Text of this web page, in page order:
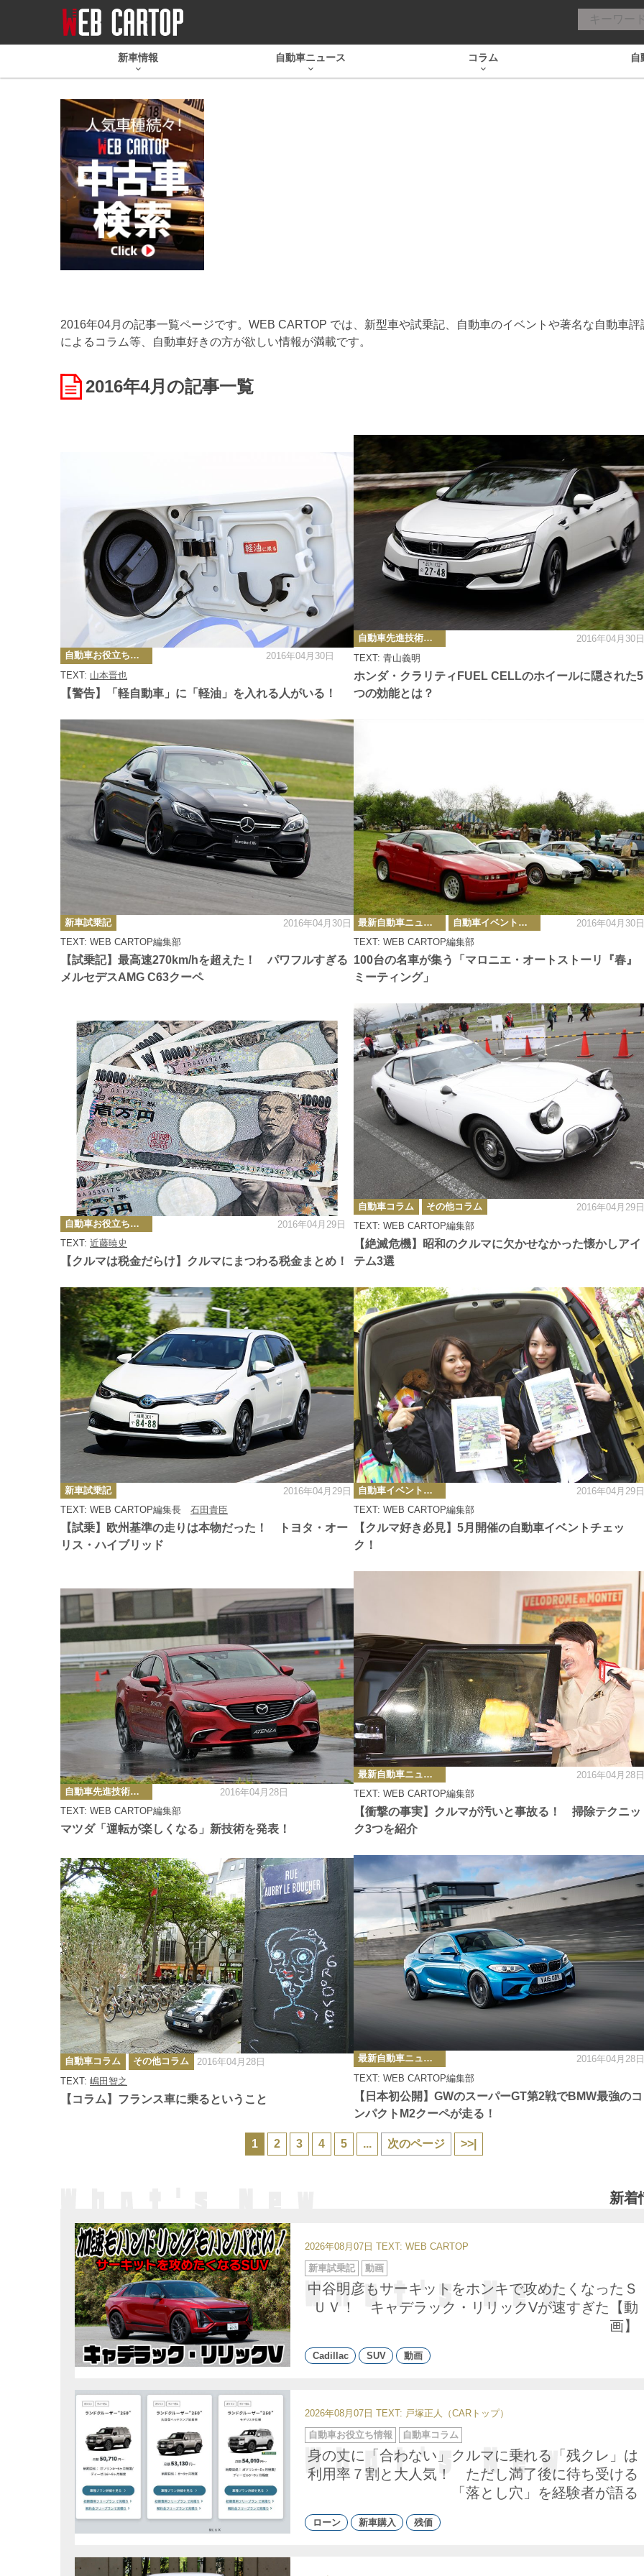
新車情報 自動車ニュース コラム 自
2016年04月の記事一覧ページです。WEB CARTOP では、新型車や試乗記、自動車のイベントや著名な自動車評
によるコラム等、自動車好きの方が欲しい情報が満載です。
2016年4月 の記事一覧
【警告】「軽自動車」に「軽油」を入れる人がいる！
TEXT: 山本晋也
カ
テ
ゴ
リ
ー
自動車お役立ち情報 2016年04月30日
ホンダ・クラリティFUEL CELLのホイールに隠された5
つの効能とは？
TEXT: 青山義明
カ
テ
ゴ
リ
ー
自動車先進技術・テクノロジーニュース 2016年04月30日
【試乗記】最高速270km/hを超えた！ パワフルすぎる
メルセデスAMG C63クーペ
TEXT: WEB CARTOP編集部
カ
テ
ゴ
リ
ー
新車試乗記 2016年04月30日
100台の名車が集う「マロニエ・オートストーリ『春』
ミーティング」
TEXT: WEB CARTOP編集部
カ
テ
ゴ
リ
ー
最新自動車ニュース 自動車イベント・カーイベント 2016年04月30日
【クルマは税金だらけ】クルマにまつわる税金まとめ！
TEXT: 近藤暁史
カ
テ
ゴ
リ
ー
自動車お役立ち情報 2016年04月29日
【絶滅危機】昭和のクルマに欠かせなかった懐かしアイ
テム3選
TEXT: WEB CARTOP編集部
カ
テ
ゴ
リ
ー
自動車コラム その他コラム 2016年04月29日
【試乗】欧州基準の走りは本物だった！ トヨタ・オー
リス・ハイブリッド
TEXT: WEB CARTOP編集長 石田貴臣
カ
テ
ゴ
リ
ー
新車試乗記 2016年04月29日
【クルマ好き必見】5月開催の自動車イベントチェッ
ク！
TEXT: WEB CARTOP編集部
カ
テ
ゴ
リ
ー
自動車イベント・カーイベント 2016年04月29日
マツダ「運転が楽しくなる」新技術を発表！
TEXT: WEB CARTOP編集部
カ
テ
ゴ
リ
ー
自動車先進技術・テクノロジーニュース 2016年04月28日
【衝撃の事実】クルマが汚いと事故る！ 掃除テクニッ
ク3つを紹介
TEXT: WEB CARTOP編集部
カ
テ
ゴ
リ
ー
最新自動車ニュース 2016年04月28日
【コラム】フランス車に乗るということ
TEXT: 嶋田智之
カ
テ
ゴ
リ
ー
自動車コラム その他コラム 2016年04月28日
【日本初公開】GWのスーパーGT第2戦でBMW最強のコ
ンパクトM2クーペが走る！
TEXT: WEB CARTOP編集部
カ
テ
ゴ
リ
ー
最新自動車ニュース 2016年04月28日
1 2 3 4 5 ... 次のページ >>|
新着
2026年08月07日 TEXT: WEB CARTOP
中谷明彦もサーキットをホンキで攻めたくなったＳ
ＵＶ！ キャデラック・リリックVが速すぎた【動
画】
カ
テ
ゴ
リ
新車試乗記 動画
Cadillac SUV 動画
2026年08月07日 TEXT: 戸塚正人（CARトップ）
身の丈に「合わない」クルマに乗れる「残クレ」は
利用率７割と大人気！ ただし満了後に待ち受ける
「落とし穴」を経験者が語る
カ
テ
ゴ
リ
ー
自動車お役立ち情報 自動車コラム
ローン 新車購入 残価